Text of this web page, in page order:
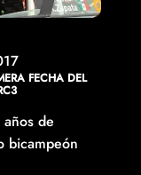
FECHA DEL
de
bicampeón